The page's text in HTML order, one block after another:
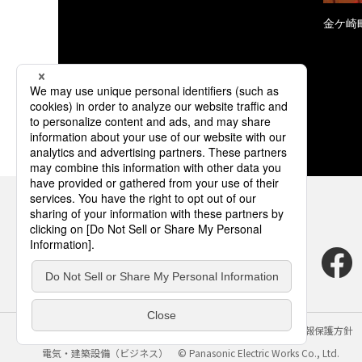
金ケ崎
サイトのご利用にあたって クッキーポリシー
個人情報保護方針
電気・建築設備（ビジネス）
© Panasonic Electric Works Co., Ltd.